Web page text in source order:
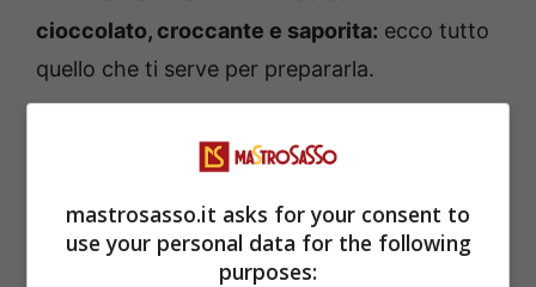
cioccolato, croccante e saporita: ecco tutto
quello che ti serve per prepararla.
mastrosasso.it asks for your consent to
use your personal data for the following
purposes: